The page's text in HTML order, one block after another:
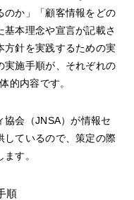
のか」「顧客情報をどの
本理念や宣言が記載さ
方針を実践するための実
実施手順が、それぞれの
的内容です。
協会（JNSA）が情報セ
しているので、策定の際
す。
順